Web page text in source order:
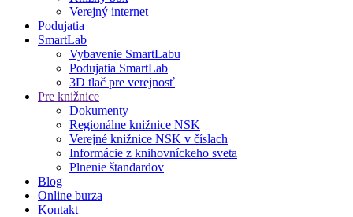
Verejný internet
Podujatia
SmartLab
Vybavenie SmartLabu
Podujatia SmartLab
3D tlač pre verejnosť
Pre knižnice
Dokumenty
Regionálne knižnice NSK
Verejné knižnice NSK v číslach
Informácie z knihovníckeho sveta
Plnenie štandardov
Blog
Online burza
Kontakt